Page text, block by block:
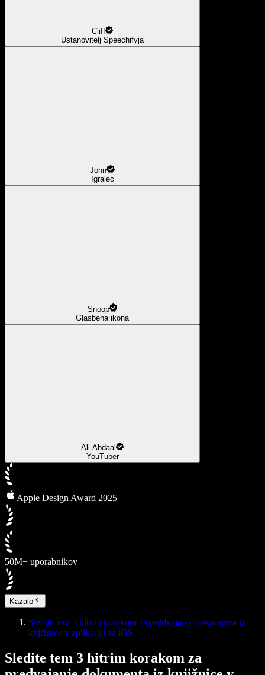
Cliff
Ustanovitelj Speechifyja
John
Igralec
Snoop
Glasbena ikona
Ali Abdaal
YouTuber
Apple Design Award 2025
50M+ uporabnikov
Kazalo
Sledite tem 3 hitrim korakom za predvajanje dokumenta iz
knjižnice v aplikaciji za iOS.
Sledite tem 3 hitrim korakom za